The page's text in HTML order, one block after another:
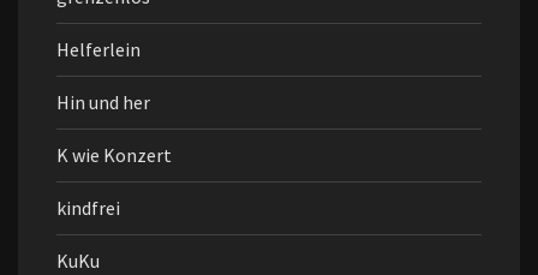
Helferlein
Hin und her
K wie Konzert
kindfrei
KuKu